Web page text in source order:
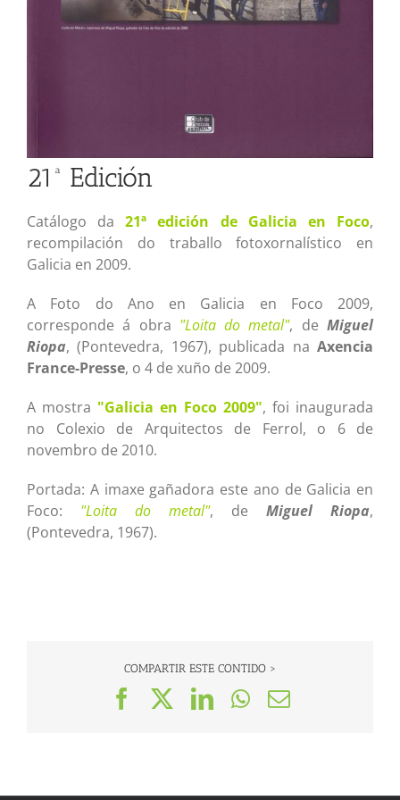
21ª Edición
Catálogo da21ª edición de Galicia en Foco,
recompilación do traballo fotoxornalístico en
Galicia en 2009.
A Foto do Ano en Galicia en Foco 2009,
corresponde á obra "Loita do metal", deMiguel
Riopa, (Pontevedra, 1967), publicada na Axencia
France-Presse, o 4 de xuño de 2009.
A mostra "Galicia en Foco 2009", foi inaugurada
no Colexio de Arquitectos de Ferrol, o 6 de
novembro de 2010.
Portada: A imaxe gañadora este ano de Galicia en
Foco: "Loita do metal", de Miguel Riopa,
(Pontevedra, 1967).
COMPARTIR ESTE CONTIDO >
FacebookLinkedIn
WhatsApp
Correo